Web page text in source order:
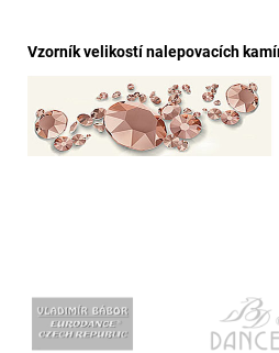
Vzorník velikostí nalepovacích